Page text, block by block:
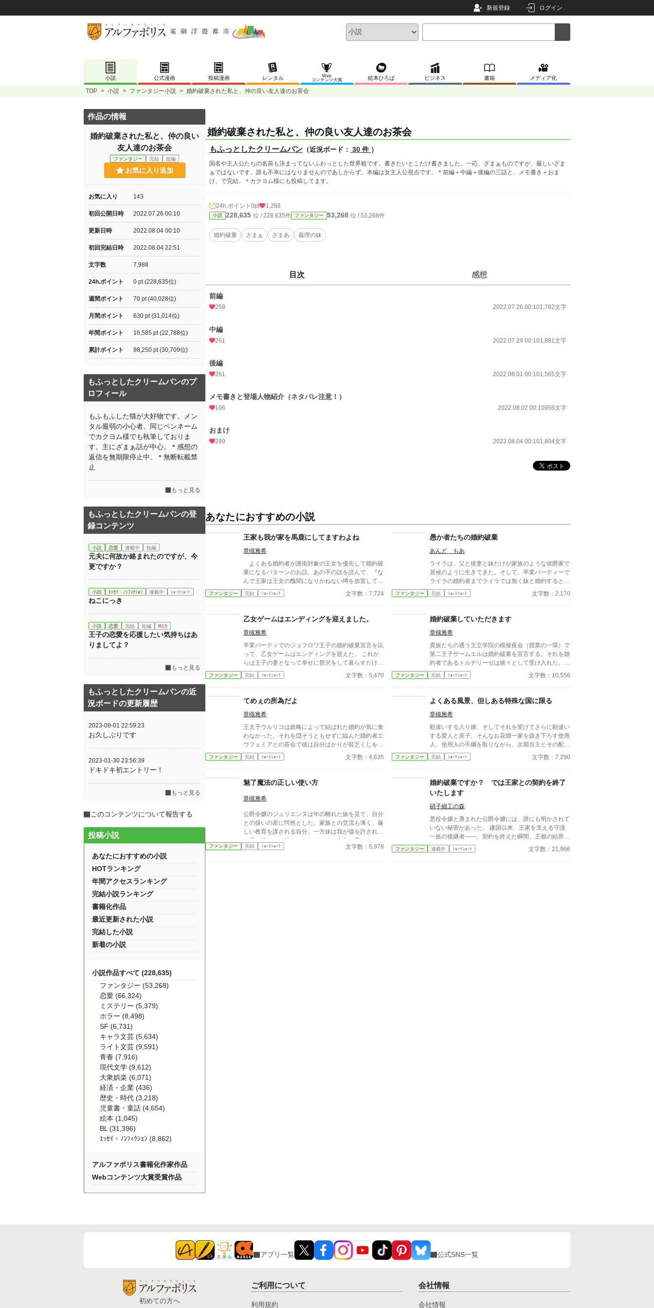
新規登録 ログイン
小説 公式漫画 投稿漫画 レンタル
Web
コンテンツ大賞
絵本ひろば ビジネス 書籍 メディア化
TOP > 小説 > ファンタジー小説 > 婚約破棄された私と、仲の良い友人達のお茶会
婚約破棄された私と、仲の良い友人達のお茶会
もふっとしたクリームパン （近況ボード： 30 件 ）
国名や主人公たちの名前も決まってないふわっとした世界観です。書きたいとこだけ書きました。一応、ざまぁものですが、厳しいざま
ぁではないです。誰も不幸にはなりませんのであしからず。本編は女主人公視点です。＊前編＋中編＋後編の三話と、メモ書き＋おま
け、で完結。＊カクヨム様にも投稿してます。
24h.ポイント 0pt 1,266
小説 228,635 位 / 228,635件 ファンタジー 53,268 位 / 53,268件
婚約破棄 ざまぁ ざまあ 義理の妹
目次 感想
前編
259 2022.07.26 00:101,782文字
中編
261 2022.07.29 00:101,881文字
後編
261 2022.08.01 00:101,565文字
メモ書きと登場人物紹介（ネタバレ注意！）
196 2022.08.02 00:10956文字
おまけ
289 2022.08.04 00:101,804文字
あなたにおすすめの小説
王家も我が家を馬鹿にしてますわよね
章槻雅希
よくある婚約者が護衛対象の王女を優先して婚約破
棄になるパターンのお話。あの手の話を読んで、『な
んで王家は王女の醜聞になりかねない噂を放置してる
んだろう』『てか、これ、王家が婚約者の家蔑ろにし
てるよね？』と思った結果できた話。ひそかなサブタ
せん。 『小説家になろう』『アルファポリス』（敬
称略）に重複投稿、自サイトにも掲載しています。
ファンタジー 完結 ｼｮｰﾄｼｮｰﾄ 文字数：7,724
愚か者たちの婚約破棄
あんど もあ
ライラは、父と後妻と妹だけが家族のような侯爵家で
居候のように生きてきた。そして、卒業パーティーで
ライラの婚約者までライラでは無く妹と婚約すると宣
言する。侯爵家の本当の姿に気づいているのがライラ
だけだと知らずに……。
ファンタジー 完結 ｼｮｰﾄｼｮｰﾄ 文字数：2,170
乙女ゲームはエンディングを迎えました。
章槻雅希
卒業パーティでのジョフロワ王子の婚約破棄宣言を以
って、乙女ゲームはエンディングを迎えた。 これか
らは王子の妻となって幸せに贅沢をして暮らすだけだ
と笑ったゲームヒロインのエヴリーヌ。 だが、宣言
後、ゲームが終了するとなにやら可笑しい。エヴリー
うなっているのか、呆然とするエヴリーヌにジョフロ
う』様・『アルファポリス』様・自サイトに重複投
稿。
ファンタジー 完結 ｼｮｰﾄｼｮｰﾄ 文字数：5,470
婚約破棄していただきます
章槻雅希
貴族たちの通う王立学院の模擬夜会（授業の一環）で
第二王子ザームエルは婚約破棄を宣言する。それを婚
約者であるトルデリーゼは嬉々として受け入れた。1
0年に及ぶ一族の計画が実を結んだのだ。 『小説家に
なろう』・『アルファポリス』に重複投稿、自サイト
ファンタジー 完結 ｼｮｰﾄｼｮｰﾄ 文字数：10,556
てめぇの所為だよ
章槻雅希
王太子ウルリコは政略によって結ばれた婚約が気に食
わなかった。それを隠そうともせずに臨んだ婚約者エ
ウフェミアとの茶会で彼は自分ばかりが貧乏くじを引
いたと彼女を責める。しかし、見事に返り討ちに遭う
のだった。 『小説家になろう』様・『アルファポリ
ファンタジー 完結 ｼｮｰﾄｼｮｰﾄ 文字数：4,635
よくある風景、但しある特殊な国に限る
章槻雅希
勘違いする入り婿、そしてそれを受けてさらに勘違い
する愛人と庶子。そんなお花畑一家を扱き下ろす使用
人。使用人の手綱を取りながら、次期当主とその配偶
者の生きた教材とする現当主。それをやりすぎになら
ないうちに収めようと意を痛める役所。 カヌーン魔
ン魔導王国シリーズにしてしまいました（笑） 『小
説家になろう』様・『アルファポリス』様に重複投
稿、自サイトにも掲載。
ファンタジー 完結 ｼｮｰﾄｼｮｰﾄ 文字数：7,290
魅了魔法の正しい使い方
章槻雅希
公爵令嬢のジュリエンヌは年の離れた妹を見て、自分
との扱いの差に愕然とした。家族との交流も薄く、厳
しい教育を課される自分。一方妹は我が儘を許され常
に母の傍にいて甘やかされている。自分は愛されてい
ないのではないか。そう不安に思うジュリエンヌ。そ
ファンタジー 完結 ｼｮｰﾄｼｮｰﾄ 文字数：5,978
婚約破棄ですか？ では王家との契約を終了
いたします
硝子細工の森
悪役令嬢と蔑まれた公爵令嬢には、誰にも明かされて
いない秘密があった。 建国以来、王家を支える守護
一族の後継者――。契約を終えた瞬間、王都の結界は
崩れ、王太子の栄光も音を立てて崩壊する こちらは
一挙掲載で一話ですが長目です
ファンタジー 連載中 ｼｮｰﾄｼｮｰﾄ 文字数：21,966
作品の情報
婚約破棄された私と、仲の良い
友人達のお茶会
ファンタジー 完結 短編
お気に入り追加
お気に入り 143
初回公開日時 2022.07.26 00:10
更新日時 2022.08.04 00:10
初回完結日時 2022.08.04 22:51
文字数 7,988
24h.ポイント 0 pt (228,635位)
週間ポイント 70 pt (40,028位)
月間ポイント 630 pt (31,014位)
年間ポイント 16,585 pt (22,788位)
累計ポイント 98,250 pt (30,709位)
もふっとしたクリームパンのプ
ロフィール
もふもふした猫が大好物です。メン
タル最弱の小心者。同じペンネーム
でカクヨム様でも執筆しておりま
す。主にざまぁ話が中心。＊感想の
返信を無期限停止中。＊無断転載禁
止
もっと見る
もふっとしたクリームパンの登
録コンテンツ
小説 恋愛 連載中 短編
元夫に何故か絡まれたのですが、今
更ですか？
小説 ｴｯｾｲ・ﾉﾝﾌｨｸｼｮﾝ 連載中 ｼｮｰﾄｼｮｰﾄ
ねこにっき
小説 恋愛 完結 短編 R15
王子の恋愛を応援したい気持ちはあ
りましてよ？
もっと見る
もふっとしたクリームパンの近
況ボードの更新履歴
2023-08-01 22:59:23
お久しぶりです
2023-01-30 23:56:39
ドキドキ初エントリー！
もっと見る
このコンテンツについて報告する
投稿小説
あなたにおすすめの小説
HOTランキング
年間アクセスランキング
完結小説ランキング
書籍化作品
最近更新された小説
完結した小説
新着の小説
小説作品すべて (228,635)
ファンタジー (53,268)
恋愛 (66,324)
ミステリー (5,379)
ホラー (8,498)
SF (6,731)
キャラ文芸 (5,634)
ライト文芸 (9,591)
青春 (7,916)
現代文学 (9,612)
大衆娯楽 (6,071)
経済・企業 (436)
歴史・時代 (3,218)
児童書・童話 (4,654)
絵本 (1,045)
BL (31,396)
ｴｯｾｲ・ﾉﾝﾌｨｸｼｮﾝ (8,862)
アルファポリス書籍化作家作品
Webコンテンツ大賞受賞作品
アプリ一覧 公式SNS一覧
初めての方へ
ご利用について
利用規約
会社情報
会社情報